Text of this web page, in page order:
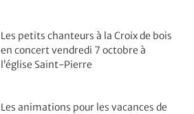
Les petits chanteurs à la Croix de bois
en concert vendredi 7 octobre à
l’église Saint-Pierre
Les animations pour les vacances de